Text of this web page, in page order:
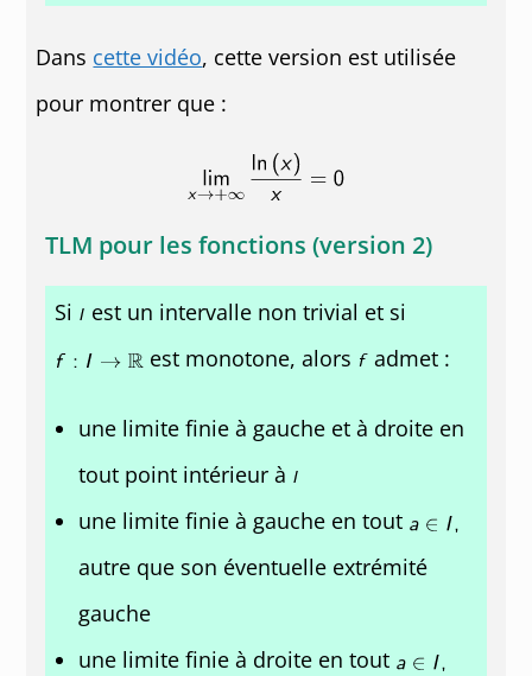
Dans cette vidéo, cette version est utilisée
pour montrer que :
TLM pour les fonctions (version 2)
Si
est un intervalle non trivial et si
est monotone, alors
admet :
une limite finie à gauche et à droite en
tout point intérieur à
une limite finie à gauche en tout
autre que son éventuelle extrémité
gauche
une limite finie à droite en tout